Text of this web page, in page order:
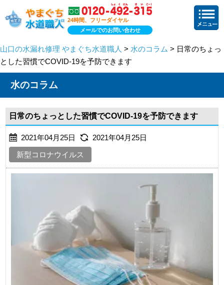
24時間、フリーダイヤル
メールでのお問い合わせ
山口の水漏れ修理 やまぐち水道職人 > 水のコラム > 日常のちょっ
とした習慣でCOVID-19を予防できます
水のコラム
日常のちょっとした習慣でCOVID-19を予防できます
2021年04月25日
2021年04月25日
新型コロナウイルス